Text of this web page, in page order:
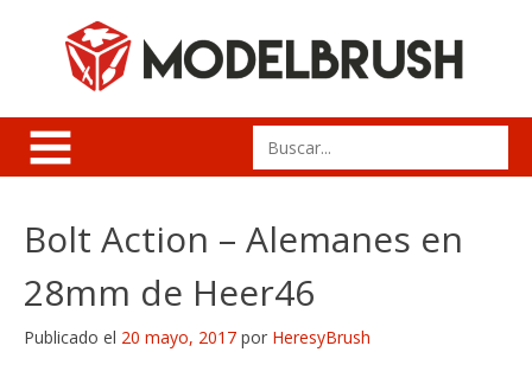
Search
for:
Bolt Action – Alemanes en
28mm de Heer46
Publicado el 20 mayo, 2017 por HeresyBrush